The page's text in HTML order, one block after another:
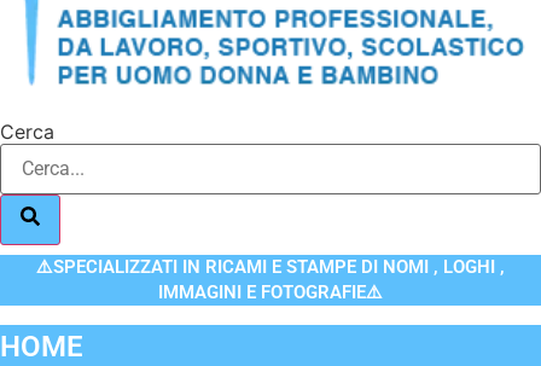
Cerca
⚠️SPECIALIZZATI IN RICAMI E STAMPE DI NOMI , LOGHI ,
IMMAGINI E FOTOGRAFIE⚠️
HOME